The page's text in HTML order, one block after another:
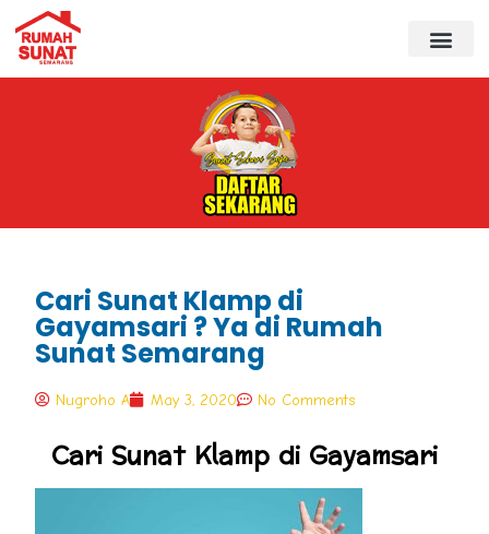
Cari Sunat Klamp di
Gayamsari ? Ya di Rumah
Sunat Semarang
Nugroho A May 3, 2020 No Comments
Cari Sunat Klamp di Gayamsari